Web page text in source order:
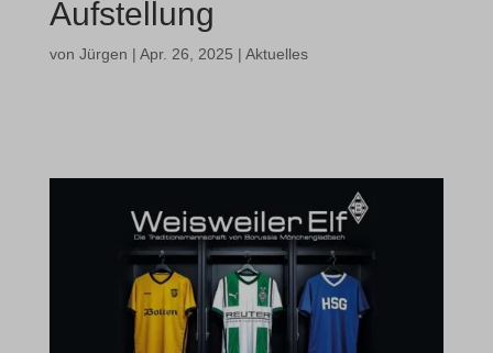
Aufstellung
von Jürgen | Apr. 26, 2025 | Aktuelles